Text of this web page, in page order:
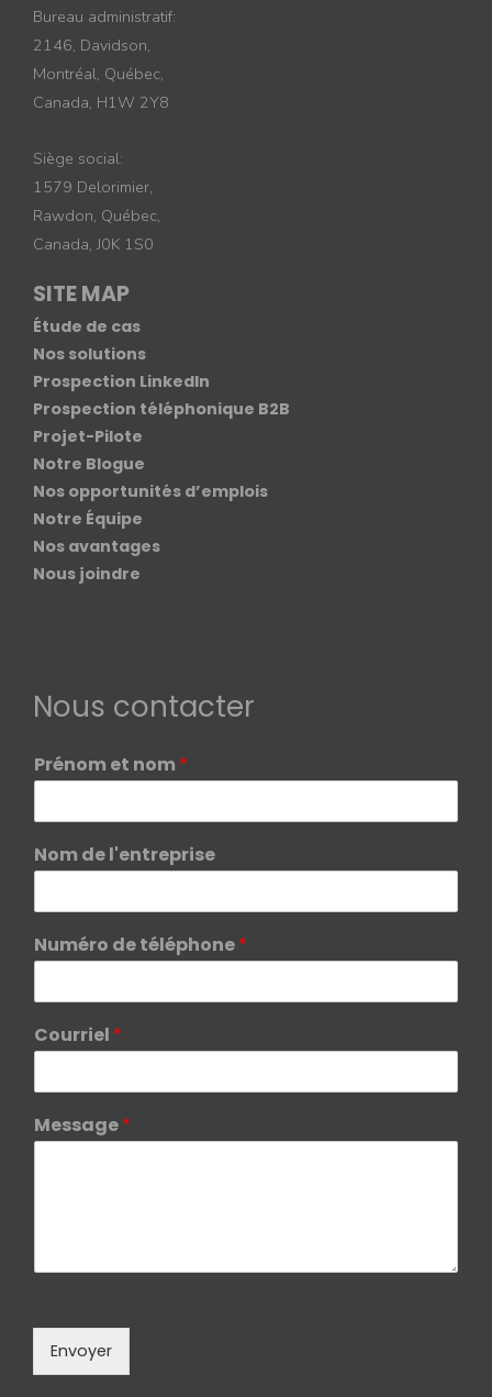
Bureau administratif:
2146, Davidson,
Montréal, Québec,
Canada, H1W 2Y8
Siège social:
1579 Delorimier,
Rawdon, Québec,
Canada, J0K 1S0
SITE MAP
Étude de cas
Nos solutions
Prospection LinkedIn
Prospection téléphonique B2B
Projet-Pilote
Notre Blogue
Nos opportunités d’emplois
Notre Équipe
Nos avantages
Nous joindre
Nous contacter
Prénom et nom *
Nom de l'entreprise
Numéro de téléphone*
Courriel *
Message*
Envoyer